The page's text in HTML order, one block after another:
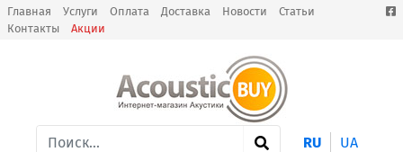
Главная Услуги Оплата Доставка Новости
Статьи
Контакты
Акции
RU UA